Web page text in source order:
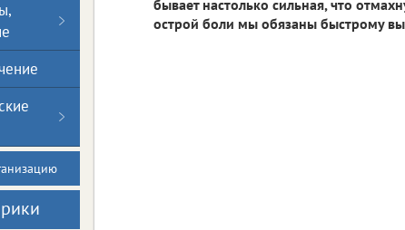
бывает настолько сильная, что
острой боли мы обязаны быстрому